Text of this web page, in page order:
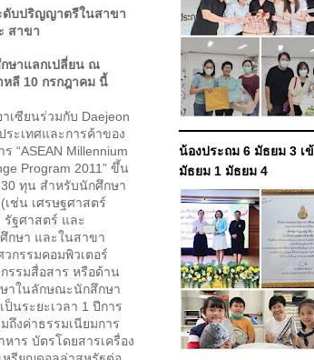
ดับปริญญาตรีในสาขา
สาขา
ษาแลกเปลี่ยน ณ
หลี 10 กรกฎาคม นี้
ซียนร่วมกับ Daejeon
ระเทศและการค้าของ
“ASEAN Millennium
Program 2011” ขึ้น
ทุน สำหรับนักศึกษา
ช่น เศรษฐศาสตร์
ฐศาสตร์ และ
กษา และในสาขา
วกรรมคอมพิวเตอร์
รรมสื่อสาร หรือด้าน
ษาในลักษณะนักสึกษา
นระยะเวลา 1 ปีการ
ถึงค่าธรรมเนียมการ
าร บัตรโดยสารเครื่อง
น้องประถม 6 มัธยม 3 เ
มัธยม 1 มัธยม 4